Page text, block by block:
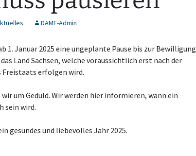
DAMF-Admin
1. Januar 2025 eine ungeplante Pause bis zur Bewilligung
Land Sachsen, welche voraussichtlich erst nach der
erfolgen wird.
um Geduld. Wir werden hier informieren, wann ein
sein wird.
gesundes und liebevolles Jahr 2025.